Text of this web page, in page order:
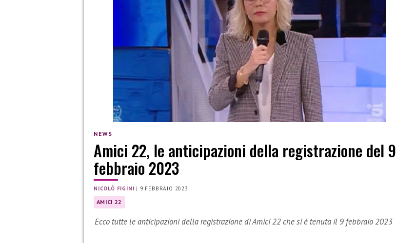
NEWS
Amici 22, le anticipazioni della registrazione del 9
febbraio 2023
NICOLÒ FIGINI | 9 FEBBRAIO 2023
AMICI 22
Ecco tutte le anticipazioni della registrazione di Amici 22 che si è tenuta il 9 febbraio 2023